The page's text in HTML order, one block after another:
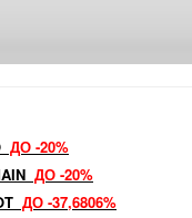
ДО -20%
ДО -20%
ДО -37,6806%